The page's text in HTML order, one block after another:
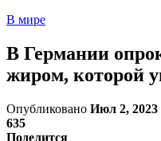
В мире
В Германии
жиром, которой
Опубликовано Июл 2, 2023
635
Поделится